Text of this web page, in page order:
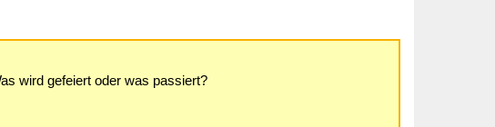
wird gefeiert oder was passiert?